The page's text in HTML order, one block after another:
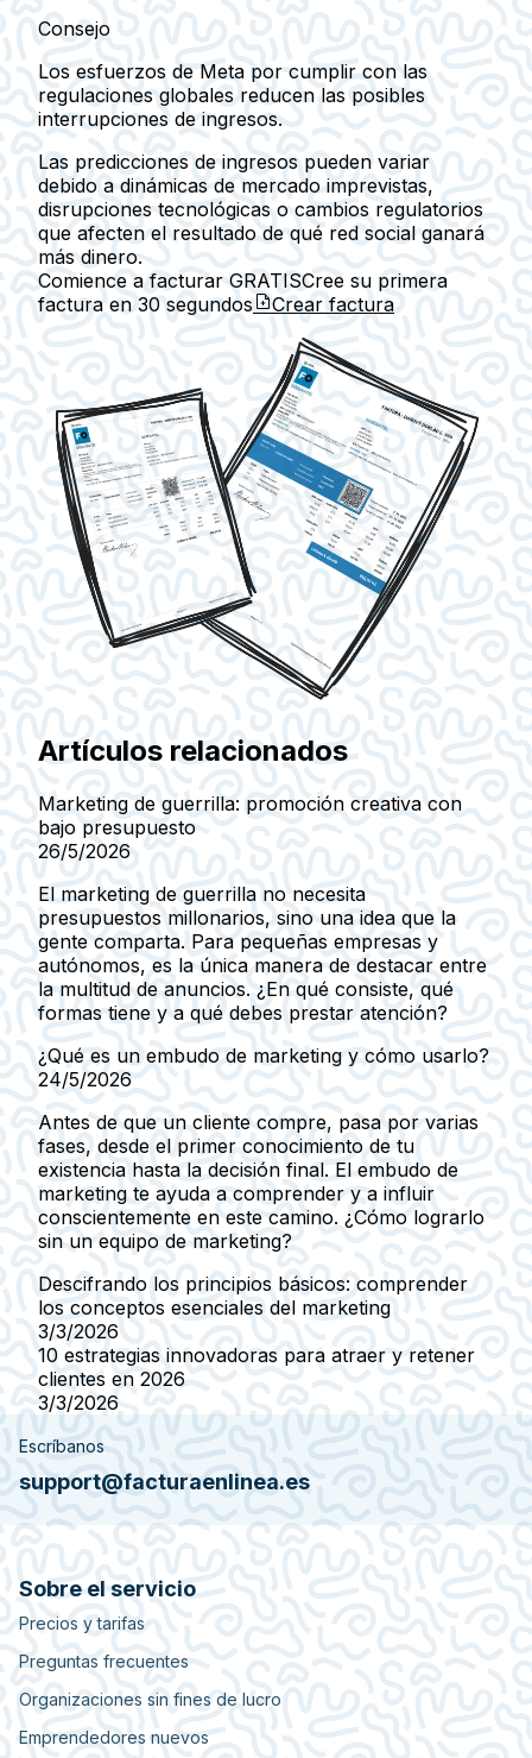
Consejo
Los esfuerzos de Meta por cumplir con las
regulaciones globales reducen las posibles
interrupciones de ingresos.
Las predicciones de ingresos pueden variar
debido a dinámicas de mercado imprevistas,
disrupciones tecnológicas o cambios regulatorios
que afecten el resultado de qué red social ganará
más dinero.
Comience a facturar GRATISCree su primera
factura en 30 segundos Crear factura
Artículos relacionados
Marketing de guerrilla: promoción creativa con
bajo presupuesto
26/5/2026
El marketing de guerrilla no necesita
presupuestos millonarios, sino una idea que la
gente comparta. Para pequeñas empresas y
autónomos, es la única manera de destacar entre
la multitud de anuncios. ¿En qué consiste, qué
formas tiene y a qué debes prestar atención?
¿Qué es un embudo de marketing y cómo usarlo?
24/5/2026
Antes de que un cliente compre, pasa por varias
fases, desde el primer conocimiento de tu
existencia hasta la decisión final. El embudo de
marketing te ayuda a comprender y a influir
conscientemente en este camino. ¿Cómo lograrlo
sin un equipo de marketing?
Descifrando los principios básicos: comprender
los conceptos esenciales del marketing
3/3/2026
10 estrategias innovadoras para atraer y retener
clientes en 2026
3/3/2026
Escríbanos
support@facturaenlinea.es
Sobre el servicio
Precios y tarifas
Preguntas frecuentes
Organizaciones sin fines de lucro
Emprendedores nuevos